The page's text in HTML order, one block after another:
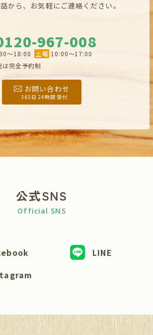
から、お気軽にご連絡ください。
967-008
〜18:00 土曜 10:00〜17:00
完全予約制
お問い合わせ
365日 24時間 受付
公式SNS
Official SNS
LINE